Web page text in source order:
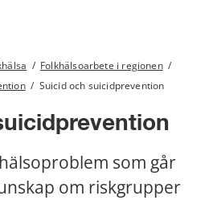
/ Folkhälsoarbete i regionen /
/ Suicid och suicidprevention
som går
om riskgrupper